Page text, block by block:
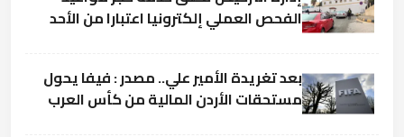
الفحص العملي إلكترونيا اعتبارا من الأحد
بعد تغريدة الأمير علي.. مصدر : فيفا يحول
مستحقات الأردن المالية من كأس العرب